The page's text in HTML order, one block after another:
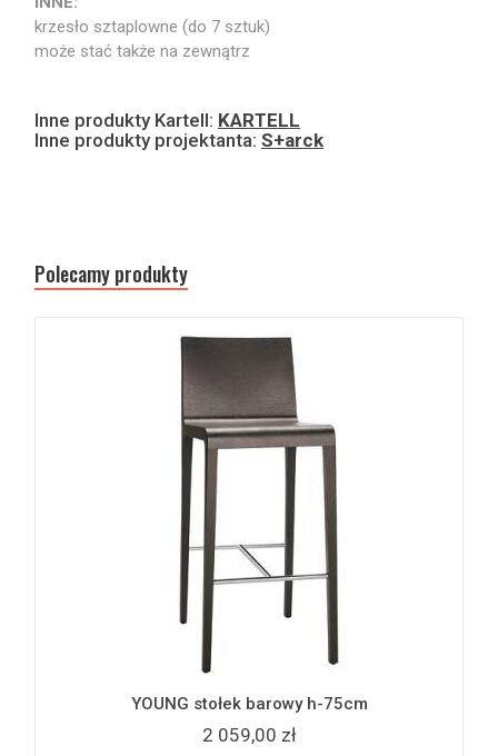
krzesło sztaplowne (do 7 sztuk)
może stać także na zewnątrz
Inne produkty Kartell: KARTELL
Inne produkty projektanta: S+arck
Polecamy produkty
YOUNG stołek barowy h-75cm
2 059,00 zł